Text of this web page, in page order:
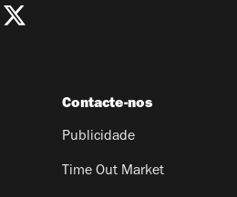
Contacte-nos
Publicidade
Time Out Market